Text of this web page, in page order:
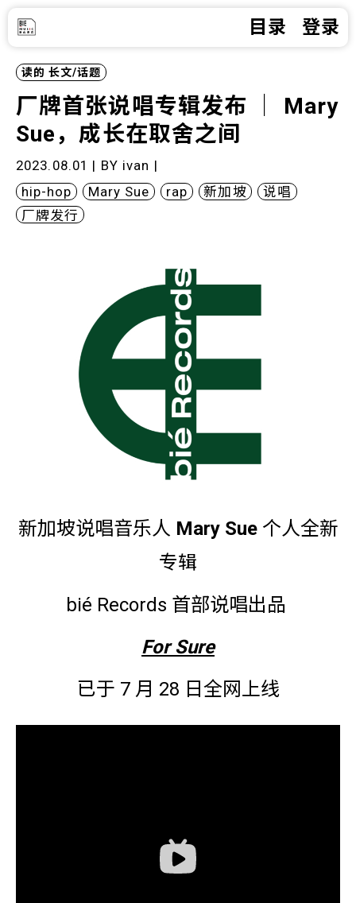
目录 登录
读的 长文/话题
厂牌首张说唱专辑发布 ｜ Mary
Sue，成长在取舍之间
2023.08.01 | BY ivan |
hip-hop
Mary Sue rap 新加坡
说唱
厂牌发行
新加坡说唱音乐人 Mary Sue个人全新
专辑
bié Records 首部说唱出品
For Sure
已于 7 月 28 日全网上线